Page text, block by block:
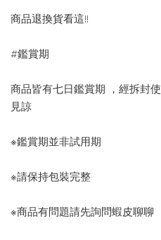
商品退換貨看這!!
#鑑賞期
商品皆有七日鑑賞期 ，經拆封
見諒
※鑑賞期並非試用期
※請保持包裝完整
※商品有問題請先詢問蝦皮聊聊